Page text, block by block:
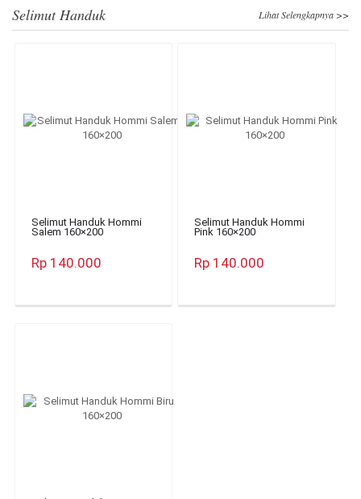
Selimut Handuk Lihat Selengkapnya >>
Selimut Handuk Hommi
Salem 160×200
Rp 140.000
Selimut Handuk Hommi
Pink 160×200
Rp 140.000